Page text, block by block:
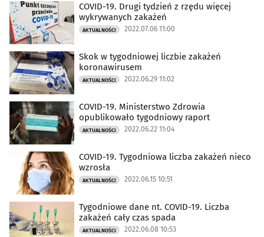
COVID-19. Drugi tydzień z rzędu więcej
wykrywanych zakażeń
AKTUALNOŚCI 2022.07.06 11:00
Skok w tygodniowej liczbie zakażeń
koronawirusem
AKTUALNOŚCI 2022.06.29 11:02
COVID-19. Ministerstwo Zdrowia
opublikowało tygodniowy raport
AKTUALNOŚCI 2022.06.22 11:04
COVID-19. Tygodniowa liczba zakażeń nieco
wzrosła
AKTUALNOŚCI 2022.06.15 10:51
Tygodniowe dane nt. COVID-19. Liczba
zakażeń cały czas spada
AKTUALNOŚCI 2022.06.08 10:53